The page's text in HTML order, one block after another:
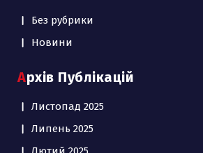
Без рубрики
Новини
Архів Публікацій
Листопад 2025
Липень 2025